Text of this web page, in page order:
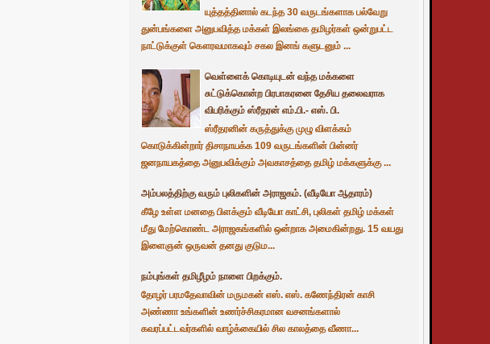
யுத்தத்தினால் கடந்த 30 வருடங்களாக பல்வேறு
துன்பங்களை அனுபவித்த மக்கள் இலங்கை தமிழர்கள் ஒன்றுபட்ட
நாட்டுக்குள் கௌரவமாகவும் சகல இனங் களுடனும் ...
வெள்ளைக் கொடியுடன் வந்த மக்களை
சுட்டுக்கொன்ற பிரபாகரனை தேசிய தலைவராக
விபரிக்கும் ஸ்ரீதரன் எம்.பி.- எஸ். பி.
ஸ்ரீதரனின் கருத்துக்கு முழு விளக்கம்
கொடுக்கின்றார் திசாநாயக்க 109 வருடங்களின் பின்னர்
ஜனநாயகத்தை அனுபவிக்கும் அவகாசத்தை தமிழ் மக்களுக்கு ...
அம்பலத்திற்கு வரும் புலிகளின் அராஜகம். (வீடியோ ஆதாரம்)
கீழே உள்ள மனதை பிளக்கும் வீடியோ காட்சி, புலிகள் தமிழ் மக்கள்
மீது மேற்கொண்ட அராஜகங்களில் ஒன்றாக அமைகின்றது. 15 வயது
இளைஞன் ஒருவன் தனது குடும...
நம்புங்கள் தமிழீழம் நாளை பிறக்கும்.
தோழர் பரமதேவாவின் மருமகன் எஸ். எஸ். கணேந்திரன் காசி
அண்ணா உங்களின் உணர்ச்சிகரமான வசனங்களால்
கவரப்பட்டவர்களில் வாழ்க்கையில் சில காலத்தை வீணா...